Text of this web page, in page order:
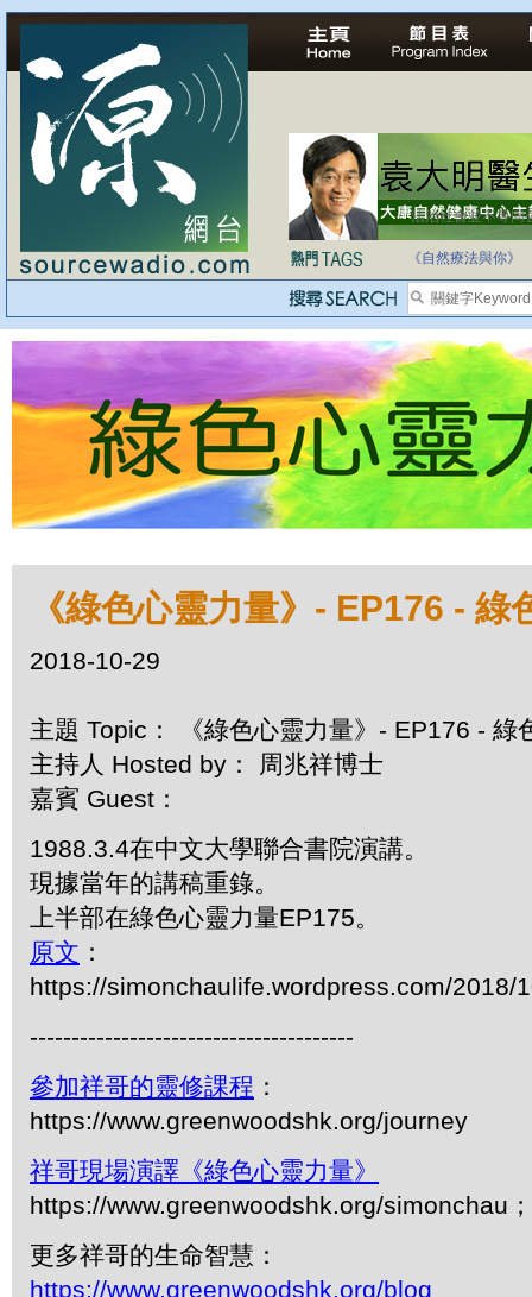
自家教育合法化-
《自然療法與你》
《綠色心靈力量》- EP176 -
2018-10-29
主題 Topic： 《綠色心靈力量》- EP176 - 綠
主持人 Hosted by： 周兆祥博士
嘉賓 Guest：
1988.3.4在中文大學聯合書院演講。
現據當年的講稿重錄。
上半部在綠色心靈力量EP175。
原文 ：
https://simonchaulife.wordpress.com/2018/
---------------------------------------
參加祥哥的靈修課程 ：
https://www.greenwoodshk.org/journey
祥哥現場演譯《綠色心靈力量》
https://www.greenwoodshk.org/simonchau
更多祥哥的生命智慧：
https://www.greenwoodshk.org/blog